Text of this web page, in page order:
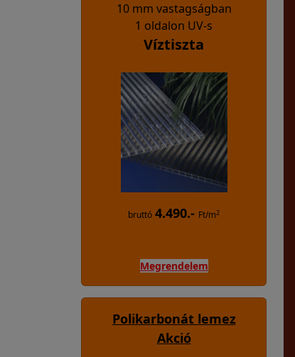
10 mm vastagságban
1 oldalon UV-s
Víztiszta
bruttó 4.490.- Ft/m2
Megrendelem
Polikarbonát lemez
Akció